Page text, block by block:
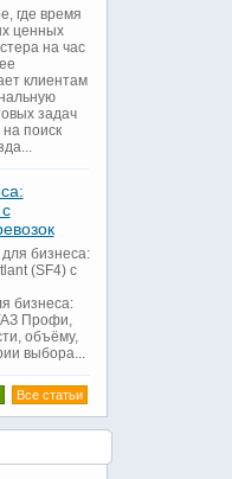
где время
ценных
на час
клиентам
задач
поиск
бизнеса:
(SF4) с
бизнеса:
Профи,
объёму,
выбора...
Все статьи